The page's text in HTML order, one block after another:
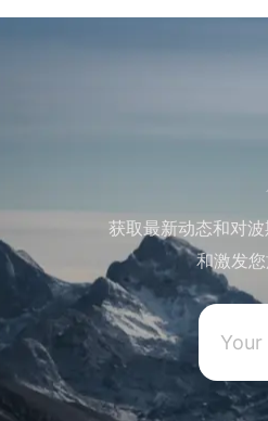
获取最新动态和对
和激发